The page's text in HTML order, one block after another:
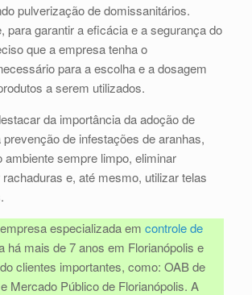
pulverização de domissanitários.
para garantir a eficácia e a segurança do
que a empresa tenha o
para a escolha e a dosagem
a serem utilizados.
da importância da adoção de
de infestações de aranhas,
ambiente sempre limpo, eliminar
e, até mesmo, utilizar telas
especializada em controle de
há mais de 7 anos em Florianópolis e
clientes importantes, como: OAB de
Mercado Público de Florianópolis. A